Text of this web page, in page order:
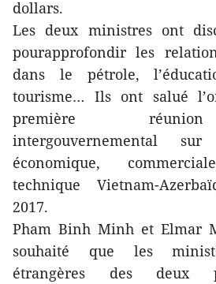
dollars.
Les deux ministres ont
pourapprofondir les
dans le pétrole,
tourisme… Ils ont salué
première
intergouvernemental
économique,
technique Vietnam-
2017.
Pham Binh Minh et Elmar
souhaité que les
étrangères des deux